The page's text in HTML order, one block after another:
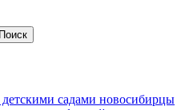
детскими садами новосибирцы